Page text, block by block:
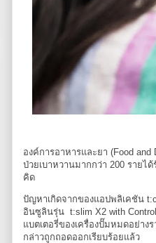
องค์การอาหารและยา (Food
ป่วยเบาหวานมากกว่า 200 รายไ
คิด
ปัญหาเกิดจากของแอปพลิเคชัน
อินซูลินรุ่น t:slim X2 with
แบตเตอรี่ของเครื่องปั๊มหมดอย่า
กล่าวถูกถอดออกเรียบร้อยแล้ว